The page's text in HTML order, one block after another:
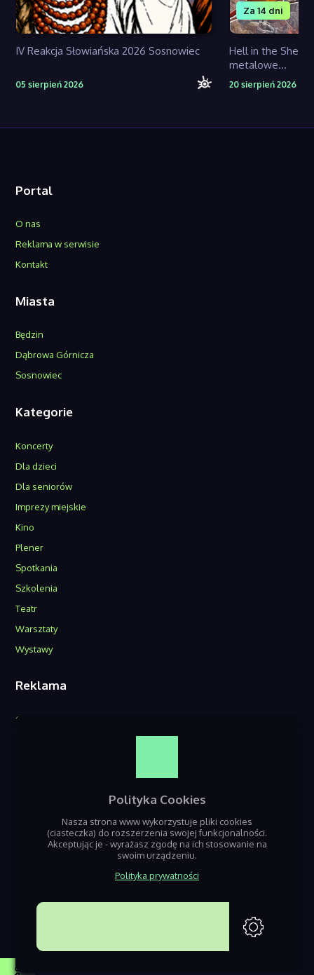
IV Reakcja Słowiańska 2026 Sosnowiec
05 sierpień 2026
Hell in the Shell
metalowe...
Za 14 dni
20 sierpień 2026
Portal
O nas
Reklama w serwisie
Kontakt
Miasta
Będzin
Dąbrowa Górnicza
Sosnowiec
Kategorie
Koncerty
Dla dzieci
Dla seniorów
Imprezy miejskie
Kino
Plener
Spotkania
Szkolenia
Teatr
Warsztaty
Wystawy
Reklama
O nas
Sosnowca i Dąbrowy Górniczej – dobrze trafiłeś! Nazaglebiu.pl to seriws
poświęcony gromadzeniu informacji o nadchodzacych eventach i
Polityka Cookies
Nasza strona www wykorzystuje pliki cookies
(ciasteczka) do rozszerzenia swojej funkcjonalności.
Akceptując je - wyrażasz zgodę na ich stosowanie na
swoim urządzeniu.
Polityka prywatności